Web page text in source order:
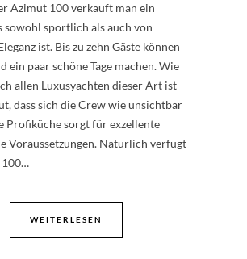
Azimut 100 verkauft man ein
sowohl sportlich als auch von
ist. Bis zu zehn Gäste können
ein paar schöne Tage machen. Wie
allen Luxusyachten dieser Art ist
dass sich die Crew wie unsichtbar
Profiküche sorgt für exzellente
Voraussetzungen. Natürlich verfügt
100…
WEITERLESEN